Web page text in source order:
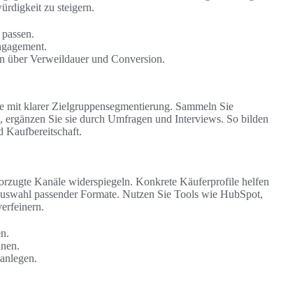
zu steigern.
über Verweildauer und Conversion.
klarer Zielgruppensegmentierung. Sammeln Sie
Sie sie durch Umfragen und Interviews. So bilden
Kaufbereitschaft.
Kanäle widerspiegeln. Konkrete Käuferprofile helfen
passender Formate. Nutzen Sie Tools wie HubSpot,